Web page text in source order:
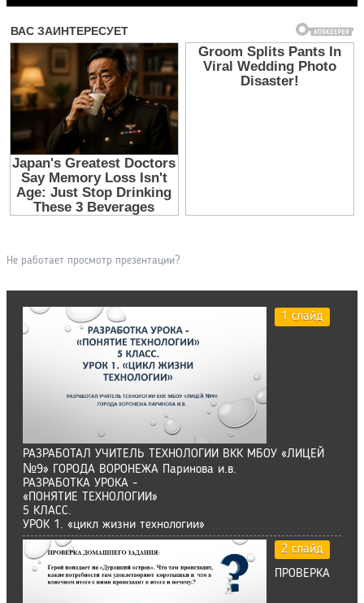
Не работает просмотр презентации?
1 слайд
РАЗРАБОТАЛ УЧИТЕЛЬ ТЕХНОЛОГИИ ВКК МБОУ «ЛИЦЕЙ
№9» ГОРОДА ВОРОНЕЖА Паринова и.в.
РАЗРАБОТКА УРОКА -
«ПОНЯТИЕ ТЕХНОЛОГИИ»
5 КЛАСС.
УРОК 1. «цикл жизни технологии»
2 слайд
ПРОВЕРКА